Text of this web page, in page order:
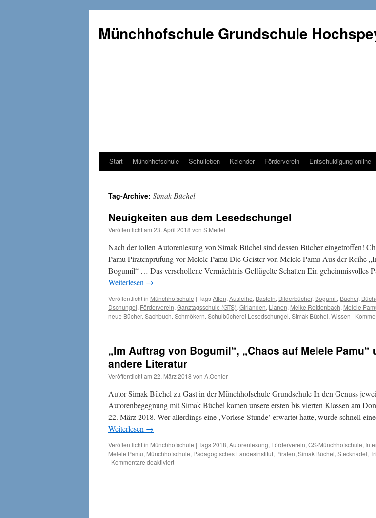
Münchhofschule Grundschule
Weiter
Content
Start Münchhofschule Schulleben Kalender Förderverein Entschuldigung online
Tag-Archive: Simak Büchel
Neuigkeiten aus dem Lesedschungel
Veröffentlicht am 23. April 2018 von S.Mertel
Nach der tollen Autorenlesung von Simak Büchel sind dessen Bücher eingetroffen!
Pamu Piratenprüfung vor Melele Pamu Die Geister von Melele Pamu Aus der Reihe
Bogumil“ … Das verschollene Vermächtnis Geflügelte Schatten Ein geheimnisvolles
Weiterlesen →
Veröffentlicht in Münchhofschule | TagsAffen, Ausleihe, Basteln, Bilderbücher, Bogumil, Bücher,
Dschungel, Förderverein, Ganztagsschule (GTS), Girlanden, Lianen, Meike Reidenbach, Melele
neue Bücher, Sachbuch, Schmökern, Schulbücherei Lesedschungel, Simak Büchel, Wissen |
„Im Auftrag von Bogumil“, „Chaos auf Melele Pamu“
andere Literatur
Veröffentlicht am 22. März 2018 von A.Oehler
Autor Simak Büchel zu Gast in der Münchhofschule Grundschule In den Genuss
Autorenbegegnung mit Simak Büchel kamen unsere ersten bis vierten Klassen am
22. März 2018. Wer allerdings eine ‚Vorlese-Stunde’ erwartet hatte, wurde schnell
Weiterlesen →
Veröffentlicht in Münchhofschule | Tags2018, Autorenlesung, Förderverein, GS-Münchhofschule,
Melele Pamu, Münchhofschule, Pädagogisches Landesinstitut, Piraten, Simak Büchel, Stecknadel,
| Kommentare deaktiviertfür